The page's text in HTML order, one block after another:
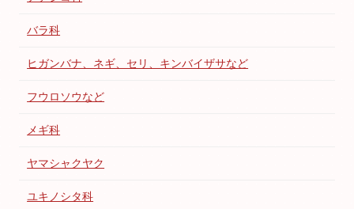
バラ科
ヒガンバナ、ネギ、セリ、キンバイザサなど
フウロソウなど
メギ科
ヤマシャクヤク
ユキノシタ科